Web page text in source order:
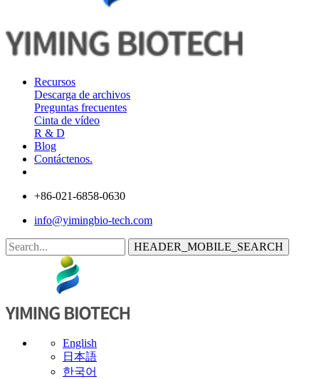
Recursos
Descarga de archivos
Preguntas frecuentes
Cinta de vídeo
R & D
Blog
Contáctenos.
+86-021-6858-0630
info@yimingbio-tech.com
HEADER_MOBILE_SEARCH
English
日本語
한국어